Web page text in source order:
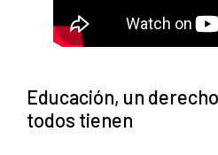
Educación, un
todos tienen